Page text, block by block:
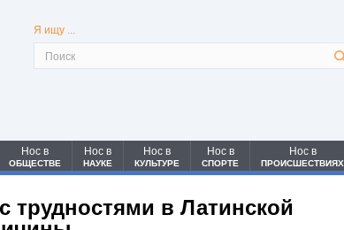
Я ищу ...
Нос в
ОБЩЕСТВЕ
Нос в
НАУКЕ
Нос в
КУЛЬТУРЕ
Нос в
СПОРТЕ
Нос в
ПРОИСШЕСТВИЯХ
трудностями в Латинской